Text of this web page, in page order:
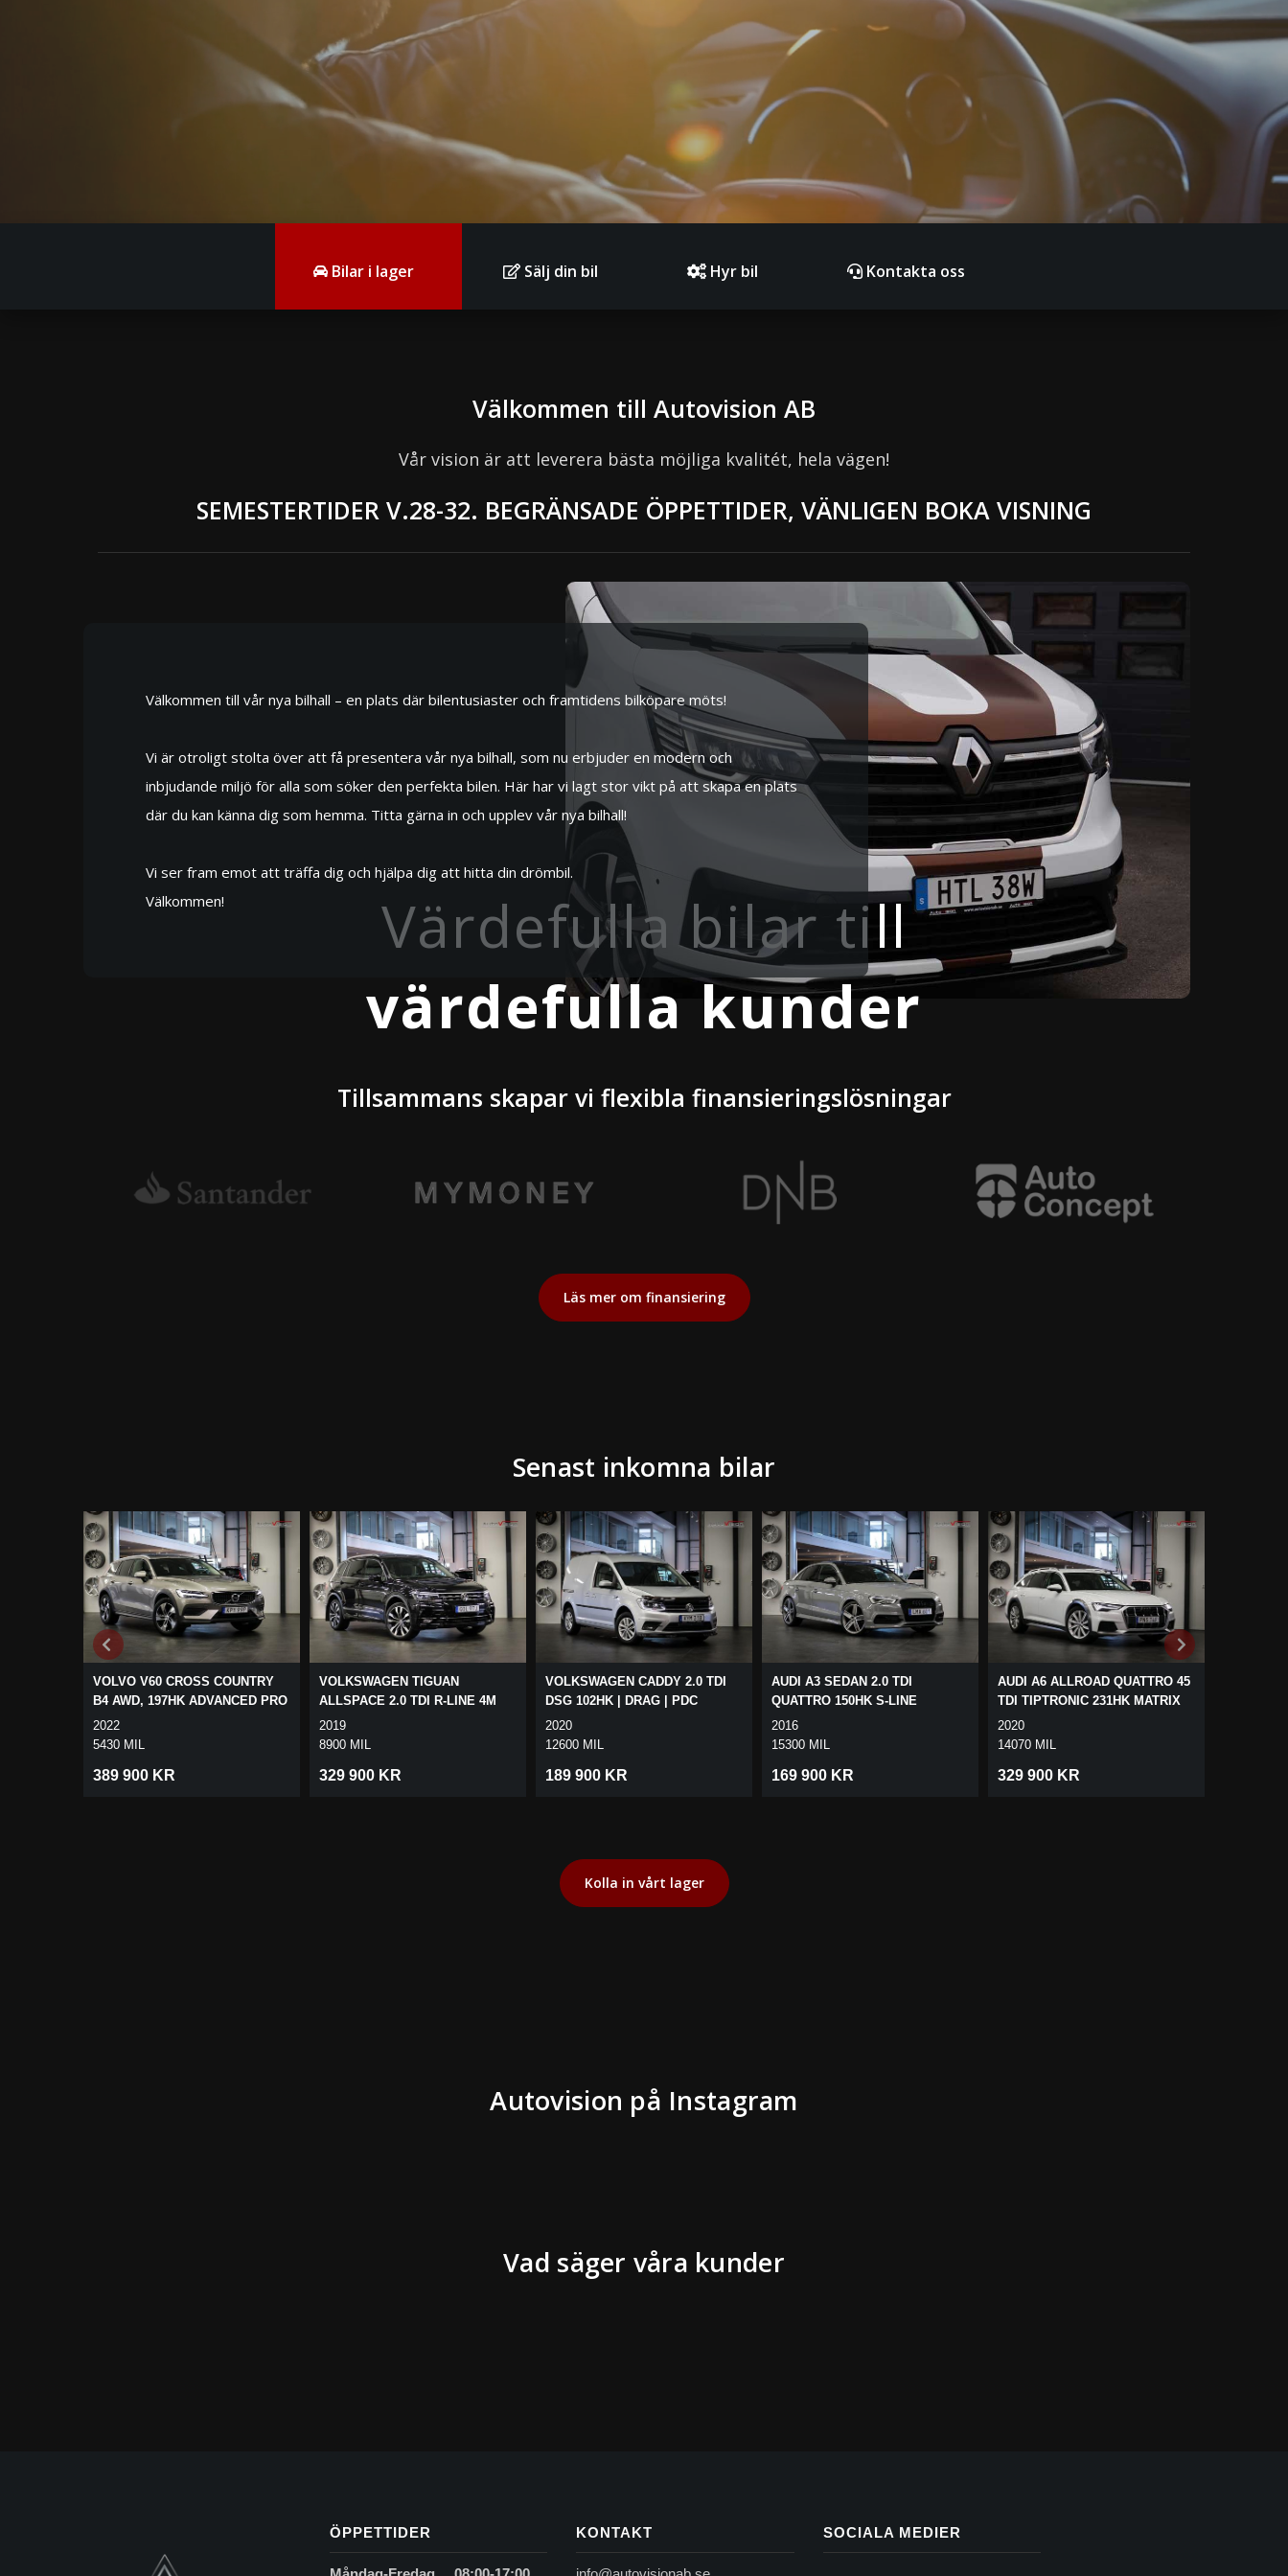
Värdefulla bilar till
värdefulla kunder
Bilar i lager Sälj din bil Hyr bil Kontakta oss
Välkommen till Autovision AB
Vår vision är att leverera bästa möjliga kvalitét, hela vägen!
SEMESTERTIDER V.28-32. BEGRÄNSADE ÖPPETTIDER, VÄNLIGEN BOKA VISNING
Välkommen till vår nya bilhall – en plats där bilentusiaster och framtidens bilköpare möts!
Vi är otroligt stolta över att få presentera vår nya bilhall, som nu erbjuder en modern och
inbjudande miljö för alla som söker den perfekta bilen. Här har vi lagt stor vikt på att skapa en plats
där du kan känna dig som hemma. Titta gärna in och upplev vår nya bilhall!
Vi ser fram emot att träffa dig och hjälpa dig att hitta din drömbil.
Välkommen!
Tillsammans skapar vi flexibla finansieringslösningar
Läs mer om finansiering
Senast inkomna bilar
VOLVO V60 CROSS COUNTRY
B4 AWD, 197HK ADVANCED PRO
EDITION | PANO
2022
5430 MIL
389 900 KR
VOLKSWAGEN TIGUAN
ALLSPACE 2.0 TDI R-LINE 4M
190HK PANO DRAG DYNAUDIO
20"
2019
8900 MIL
329 900 KR
VOLKSWAGEN CADDY 2.0 TDI
DSG 102HK | DRAG | PDC
| VÄRMARE | DUBBLA SKJUT
2020
12600 MIL
189 900 KR
AUDI A3 SEDAN 2.0 TDI
QUATTRO 150HK S-LINE
| EYECATCHER | PANO
2016
15300 MIL
169 900 KR
AUDI A6 ALLROAD QUATTRO 45
TDI TIPTRONIC 231HK MATRIX
360 DRAG
2020
14070 MIL
329 900 KR
Kolla in vårt lager
Autovision på Instagram
Vad säger våra kunder
ÖPPETTIDER KONTAKT SOCIALA MEDIER